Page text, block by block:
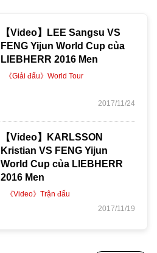
【Video】LEE Sangsu VS
FENG Yijun World Cup của
LIEBHERR 2016 Men
《Giải đấu》World Tour
2017/11/24
【Video】KARLSSON
Kristian VS FENG Yijun
World Cup của LIEBHERR
2016 Men
《Video》Trận đấu
2017/11/19